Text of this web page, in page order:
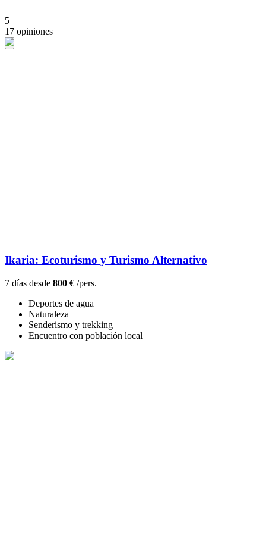
5
17 opiniones
Ikaria: Ecoturismo y Turismo Alternativo
7 días desde 800 € /pers.
Deportes de agua
Naturaleza
Senderismo y trekking
Encuentro con población local